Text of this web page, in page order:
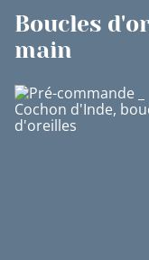
Boucles
main